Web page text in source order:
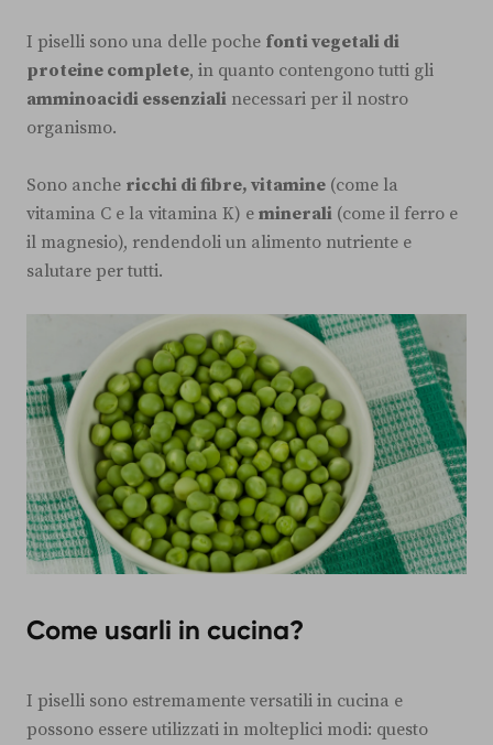
I piselli sono una delle poche fonti vegetali di
proteine complete, in quanto contengono tutti gli
amminoacidi essenziali necessari per il nostro
organismo.
Sono anche ricchi di fibre, vitamine (come la
vitamina C e la vitamina K) e minerali (come il ferro e
il magnesio), rendendoli un alimento nutriente e
salutare per tutti.
Come usarli in cucina?
I piselli sono estremamente versatili in cucina e
possono essere utilizzati in molteplici modi: questo